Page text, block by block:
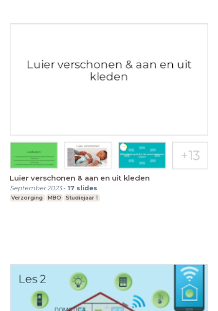
Luier verschonen & aan en uit kleden
September 2023- 17 slides
Verzorging MBO Studiejaar 1